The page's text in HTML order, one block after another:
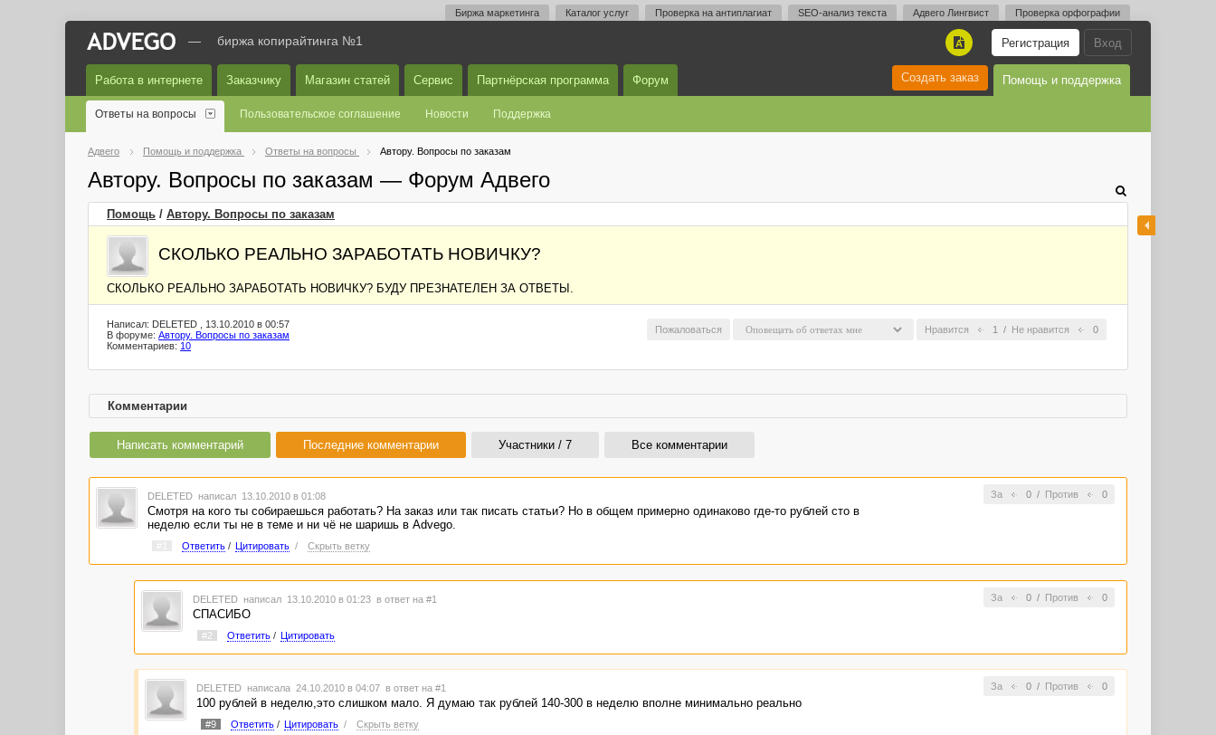
Биржа маркетинга Каталог услуг Проверка на антиплагиат SEO-анализ текста Адвего Лингвист Проверка орфографии
Вход
Регистрация
A
— биржа копирайтинга №1
Работа в интернете Заказчику Магазин статей Сервис Партнёрская программа Форум Помощь и поддержка
Создать заказ
Ответы на вопросы Пользовательское соглашение Новости Поддержка
Адвего Помощь и поддержка Ответы на вопросы Автору. Вопросы по заказам
Автору. Вопросы по заказам — Форум Адвего
Помощь / Автору. Вопросы по заказам
СКОЛЬКО РЕАЛЬНО ЗАРАБОТАТЬ НОВИЧКУ?
СКОЛЬКО РЕАЛЬНО ЗАРАБОТАТЬ НОВИЧКУ? БУДУ ПРЕЗНАТЕЛЕН ЗА ОТВЕТЫ.
Нравится 1 / Не нравится 0
Пожаловаться
Написал: DELETED , 13.10.2010 в 00:57
В форуме: Автору. Вопросы по заказам
Комментариев: 10
Комментарии
Написать комментарий Последние комментарии Участники / 7 Все комментарии
За 0/ Против 0
DELETED написал 13.10.2010 в 01:08
Смотря на кого ты собираешься работать? На заказ или так писать статьи? Но в общем примерно одинаково где-то рублей сто в
неделю если ты не в теме и ни чё не шаришь в Advego.
Ответить/ Цитировать / Скрыть ветку
За 0/ Против 0
DELETED написал 13.10.2010 в 01:23 в ответ на #1
СПАСИБО
#2 Ответить/ Цитировать
За 0/ Против 0
DELETED написала 24.10.2010 в 04:07 в ответ на #1
100 рублей в неделю,это слишком мало. Я думаю так рублей 140-300 в неделю вполне минимально реально
#9 Ответить/ Цитировать / Скрыть ветку